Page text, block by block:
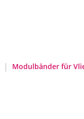
| Modulbänder für